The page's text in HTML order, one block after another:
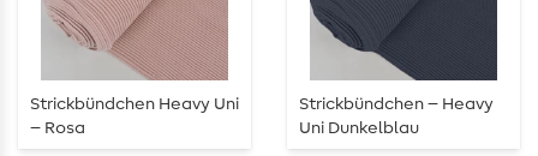
Strickbündchen Heavy Uni
– Rosa
Strickbündchen – Heavy
Uni Dunkelblau